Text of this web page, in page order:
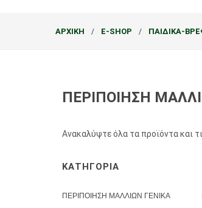
ΑΡΧΙΚΗ E-SHOP ΠΑΙΔΙΚΑ-
ΠΕΡΙΠΟΙΗΣΗ
Ανακαλύψτε όλα τα προϊόντα και
ΚΑΤΗΓΟΡΙΑ
ΠΕΡΙΠΟΙΗΣΗ ΜΑΛΛΙΩΝ ΓΕΝΙΚΑ